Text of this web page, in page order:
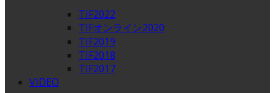
TIF2022
TIFオンライン2020
TIF2019
TIF2018
TIF2017
VIDEO